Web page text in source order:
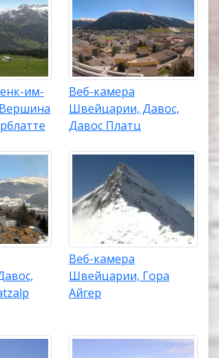
им-
Веб-камера
Швейцарии, Давос,
Давос Платц
Веб-камера
Швейцарии, Гора
Айгер